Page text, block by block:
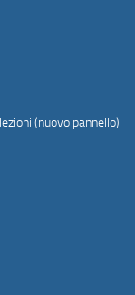
(nuovo pannello)